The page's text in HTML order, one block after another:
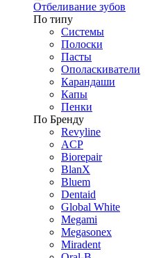
Отбеливание зубов
По типу
Системы
Полоски
Пасты
Ополаскиватели
Карандаши
Капы
Пенки
По Бренду
Revyline
ACP
Biorepair
BlanX
Bluem
Dentaid
Global White
Megami
Megasonex
Miradent